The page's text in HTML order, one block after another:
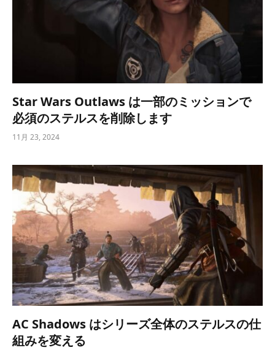
Star Wars Outlaws は一部のミッションで
必須のステルスを削除します
11月 23, 2024
AC Shadows はシリーズ全体のステルスの仕
組みを変える